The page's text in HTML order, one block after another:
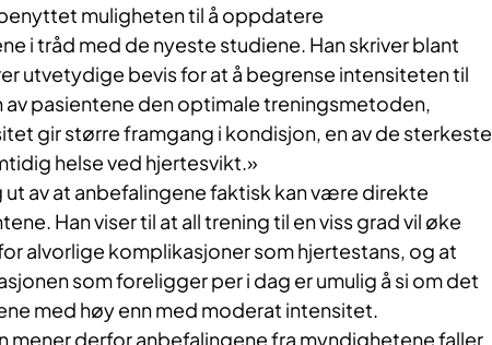
muligheten til å oppdatere
i tråd med de nyeste studiene. Han skriver blant
utvetydige bevis for at å begrense intensiteten til
pasientene den optimale treningsmetoden,
gir større framgang i kondisjon, en av de sterkeste
helse ved hjertesvikt.»
av at anbefalingene faktisk kan være direkte
Han viser til at all trening til en viss grad vil øke
alvorlige komplikasjoner som hjertestans, og at
som foreligger per i dag er umulig å si om det
med høy enn med moderat intensitet.
mener derfor anbefalingene fra myndighetene faller